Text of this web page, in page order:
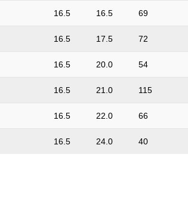
16.5 16.5 69
16.5 17.5 72
16.5 20.0 54
16.5 21.0 115
16.5 22.0 66
16.5 24.0 40